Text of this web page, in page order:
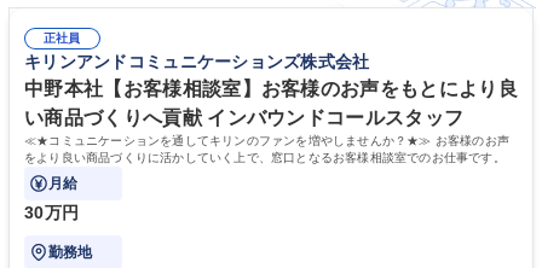
正社員
キリンアンドコミュニケーションズ株式会社
中野本社【お客様相談室】お客様のお声をもとにより良
い商品づくりへ貢献 インバウンドコールスタッフ
≪★コミュニケーションを通してキリンのファンを増やしませんか？★≫ お客様のお声
をより良い商品づくりに活かしていく上で、窓口となるお客様相談室でのお仕事です。
月給
30万円
勤務地